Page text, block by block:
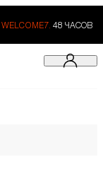
WELCOME7. 48 ЧАСОВ